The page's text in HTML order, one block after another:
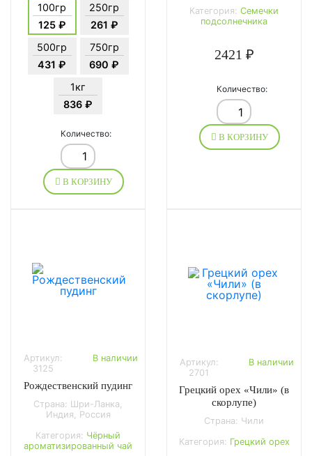
100гр
125 ₽
250гр
261 ₽
500гр
431 ₽
750гр
690 ₽
1кг
836 ₽
Количество:
В КОРЗИНУ
Категория: Семечки
подсолнечника
2421 ₽
Количество:
В КОРЗИНУ
Артикул:
3125
В наличии
Рождественский пудинг
Страна: Шри-Ланка,
Индия, Россия
Категория: Чёрный
ароматизированный чай
Артикул:
2701
В наличии
Грецкий орех «Чили» (в
скорлупе)
Страна: Чили
Категория: Грецкий орех